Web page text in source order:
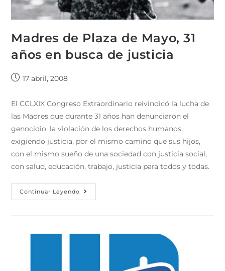
Madres de Plaza de Mayo, 31
años en busca de justicia
17 abril, 2008
El CCLXIX Congreso Extraordinario reivindicó la lucha de
las Madres que durante 31 años han denunciaron el
genocidio, la violación de los derechos humanos,
exigiendo justicia, por el mismo camino que sus hijos,
con el mismo sueño de una sociedad con justicia social,
con salud, educación, trabajo, justicia para todos y todas.
Continuar Leyendo